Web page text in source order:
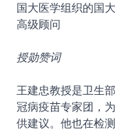
国大医学组织的国
高级顾问
授勋赞词
王建忠教授是卫生
冠病疫苗专家团，
供建议。他也在检